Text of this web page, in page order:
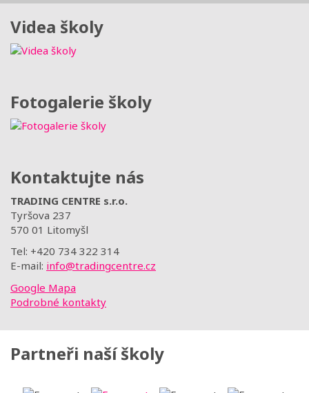
Videa školy
Fotogalerie školy
Kontaktujte nás
TRADING CENTRE s.r.o.
Tyršova 237
570 01 Litomyšl
Tel: +420 734 322 314
E-mail: info@tradingcentre.cz
Google Mapa
Podrobné kontakty
Partneři naší školy